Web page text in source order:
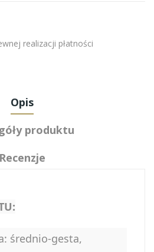
realizacji płatności
Opis
produktu
Recenzje
średnio-gesta,